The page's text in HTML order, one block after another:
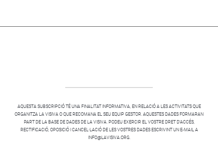
AQUESTA SUBSCRIPCIÓ TÉ UNA FINALITAT INFORMATIVA, EN RELACIÓ A LES ACTIVITATS QUE
ORGANITZA LA VISIVA O QUE RECOMANA EL SEU EQUIP GESTOR. AQUESTES DADES FORMARAN
PART DE LA BASE DE DADES DE LA VISIVA. PODEU EXERCIR EL VOSTRE DRET D’ACCÉS,
RECTIFICACIÓ, OPOSICIÓ I CANCEL·LACIÓ DE LES VOSTRES DADES ESCRIVINT UN E-MAIL A
INFO@LAVISIVA.ORG.